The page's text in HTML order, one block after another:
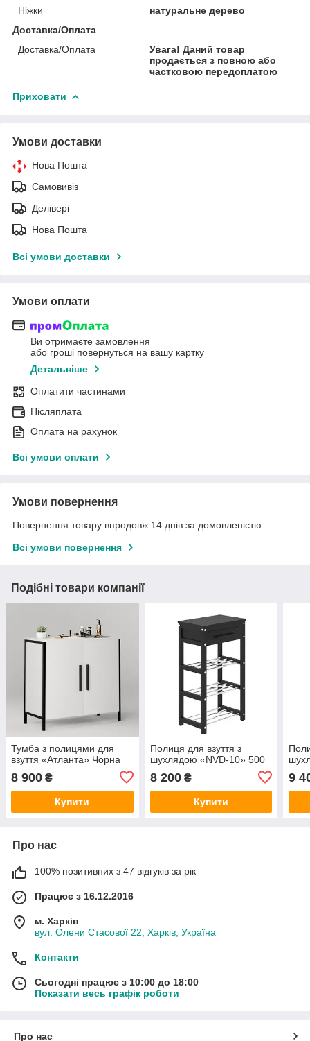
Ніжки
натуральне дерево
Доставка/Оплата
Доставка/Оплата
Увага! Даний товар
продається з повною або
частковою передоплатою
Приховати
Умови доставки
Нова Пошта
Самовивіз
Делівері
Нова Пошта
Всі умови доставки
Умови оплати
Ви отримаєте замовлення
або гроші повернуться на вашу картку
Детальніше
Оплатити частинами
Післяплата
Оплата на рахунок
Всі умови оплати
Умови повернення
Повернення товару впродовж 14 днів за домовленістю
Всі умови повернення
Подібні товари компанії
Тумба з полицями для
взуття «Атланта» Чорна
8 900 ₴
Купити
Полиця для взуття з
шухлядою «NVD-10» 500
8 200₴
Купити
9
Про нас
100% позитивних з 47 відгуків за рік
Працює з 16.12.2016
м. Харків
вул. Олени Стасової 22, Харків, Україна
Контакти
Сьогодні працює з 10:00 до 18:00
Показати весь графік роботи
Про нас